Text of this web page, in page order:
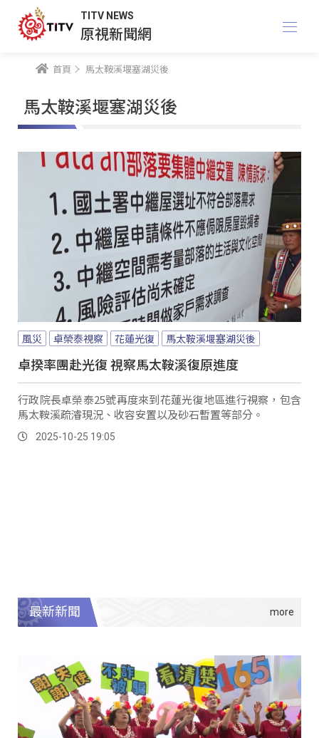
TITV NEWS
原視新聞網
首頁 馬太鞍溪堰塞湖災後
馬太鞍溪堰塞湖災後
風災 卓榮泰視察 花蓮光復 馬太鞍溪堰塞湖災後
卓揆率團赴光復 視察馬太鞍溪復原進度
行政院長卓榮泰25號再度來到花蓮光復地區進行視察，包含
馬太鞍溪疏濬現況、收容安置以及砂石暫置等部分。
2025-10-25 19:05
最新新聞